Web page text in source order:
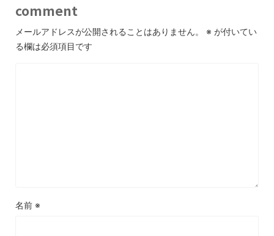
comment
メールアドレスが公開されることはありません。 ※ が付いてい
る欄は必須項目です
名前 ※